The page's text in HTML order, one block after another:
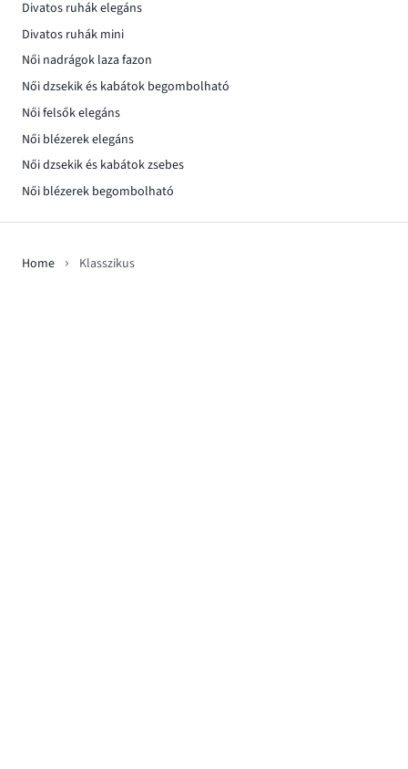
Divatos ruhák elegáns
Divatos ruhák mini
Női nadrágok laza fazon
Női dzsekik és kabátok begombolható
Női felsők elegáns
Női blézerek elegáns
Női dzsekik és kabátok zsebes
Női blézerek begombolható
Home Klasszikus